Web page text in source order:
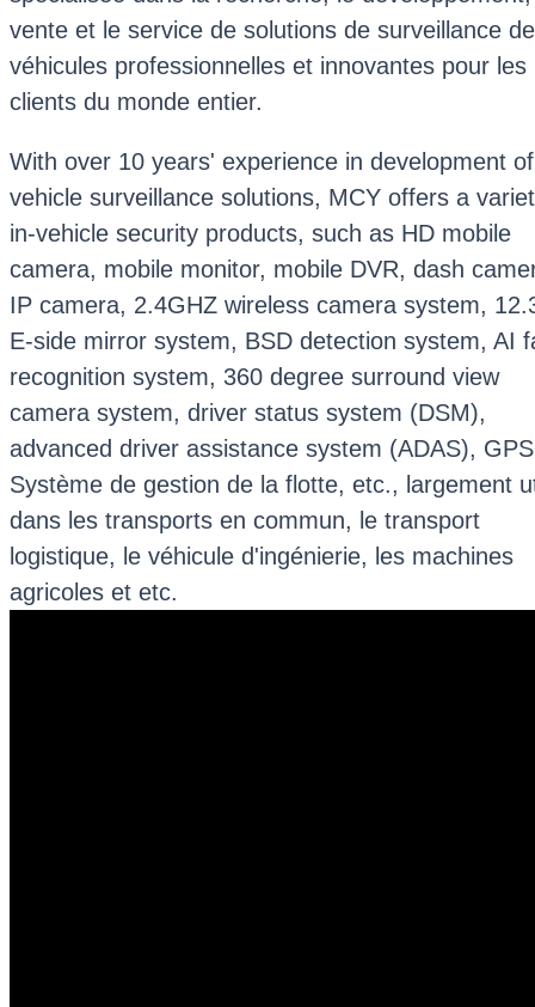
vente et le service de solutions de surveillance de
véhicules professionnelles et innovantes pour les
clients du monde entier.
With over 10 years' experience in development of
vehicle surveillance solutions, MCY offers a
in-vehicle security products, such as HD mobile
camera, mobile monitor, mobile DVR, dash
IP camera, 2.4GHZ wireless camera system,
E-side mirror system, BSD detection system, AI
recognition system, 360 degree surround view
camera system, driver status system (DSM),
advanced driver assistance system (ADAS), GPS
Système de gestion de la flotte, etc., largement
dans les transports en commun, le transport
logistique, le véhicule d'ingénierie, les machines
agricoles et etc.